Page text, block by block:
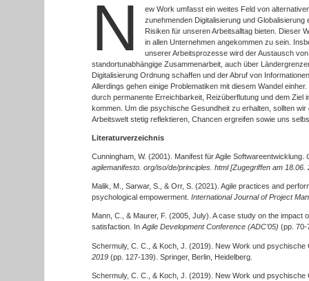
N
ew Work umfasst ein weites Feld von
zunehmenden Digitalisierung und Globalisierung
Risiken für unseren Arbeitsalltag bieten. Dieser
in allen Unternehmen angekommen zu sein.
unserer Arbeitsprozesse wird der Austausch
standortunabhängige Zusammenarbeit, auch über
Digitalisierung Ordnung schaffen und der Abruf von
Allerdings gehen einige Problematiken mit diesem Wandel
durch permanente Erreichbarkeit, Reizüberflutung und dem Ziel
kommen. Um die psychische Gesundheit zu erhalten, sollten wir
Arbeitswelt stetig reflektieren, Chancen ergreifen sowie uns
Literaturverzeichnis
Cunningham, W. (2001). Manifest für Agile Softwareentwicklung.
agilemanifesto. org/iso/de/principles. html [Zugegriffen am 18.06.
Malik, M., Sarwar, S., & Orr, S. (2021). Agile practices and
psychological empowerment. International Journal of Project
Mann, C., & Maurer, F. (2005, July). A case study on the impact
satisfaction. InAgile Development Conference (ADC’05) (pp. 70-
Schermuly, C. C., & Koch, J. (2019). New Work und
2019 (pp. 127-139). Springer, Berlin, Heidelberg.
Schermuly, C. C., & Koch, J. (2019). New Work und